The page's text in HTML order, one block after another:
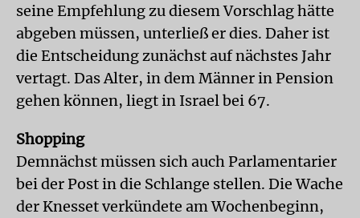
seine Empfehlung zu diesem Vorschlag hätte
abgeben müssen, unterließ er dies. Daher ist
die Entscheidung zunächst auf nächstes Jahr
vertagt. Das Alter, in dem Männer in Pension
gehen können, liegt in Israel bei 67.
Shopping
Demnächst müssen sich auch Parlamentarier
bei der Post in die Schlange stellen. Die Wache
der Knesset verkündete am Wochenbeginn,